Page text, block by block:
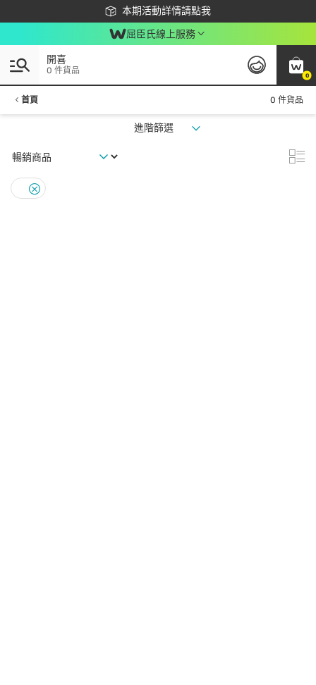
本期活動詳情請點我
下載app最高回饋$350
屈臣氏線上服務
0
開喜
0 件貨品
首頁 0 件貨品
進階篩選